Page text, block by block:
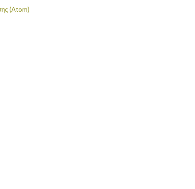
(Atom)